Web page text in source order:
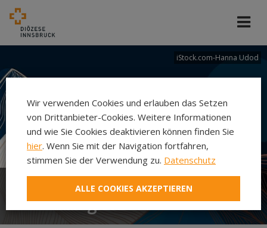
iStock.com-Hanna Udod
Abteilung Ehe und Familie
Wir verwenden Cookies und erlauben das Setzen
von Drittanbieter-Cookies. Weitere Informationen
und wie Sie Cookies deaktivieren können finden Sie
hier. Wenn Sie mit der Navigation fortfahren,
stimmen Sie der Verwendung zu. Datenschutz
ALLE COOKIES AKZEPTIEREN